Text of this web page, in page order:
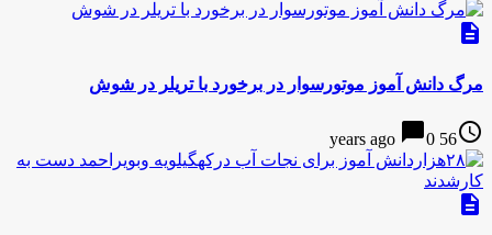
description
مرگ دانش آموز موتورسوار در برخورد با تریلر در شوش
access_time
56 years ago
chat_bubble0
description